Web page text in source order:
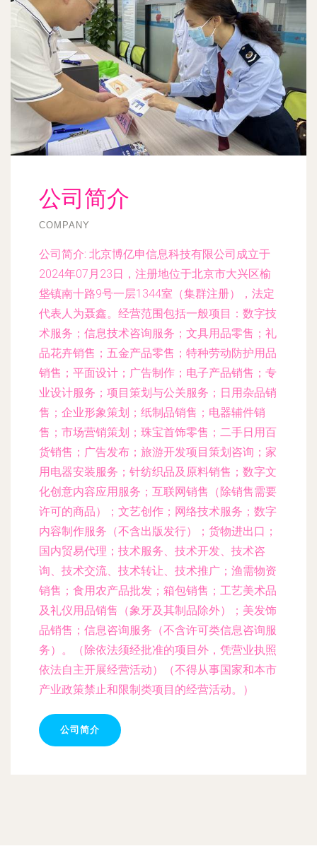
公司简介
COMPANY
公司简介: 北京博亿申信息科技有限公司成立于
2024年07月23日，注册地位于北京市大兴区榆
垡镇南十路9号一层1344室（集群注册），法定
代表人为聂鑫。经营范围包括一般项目：数字技
术服务；信息技术咨询服务；文具用品零售；礼
品花卉销售；五金产品零售；特种劳动防护用品
销售；平面设计；广告制作；电子产品销售；专
业设计服务；项目策划与公关服务；日用杂品销
售；企业形象策划；纸制品销售；电器辅件销
售；市场营销策划；珠宝首饰零售；二手日用百
货销售；广告发布；旅游开发项目策划咨询；家
用电器安装服务；针纺织品及原料销售；数字文
化创意内容应用服务；互联网销售（除销售需要
许可的商品）；文艺创作；网络技术服务；数字
内容制作服务（不含出版发行）；货物进出口；
国内贸易代理；技术服务、技术开发、技术咨
询、技术交流、技术转让、技术推广；渔需物资
销售；食用农产品批发；箱包销售；工艺美术品
及礼仪用品销售（象牙及其制品除外）；美发饰
品销售；信息咨询服务（不含许可类信息咨询服
务）。（除依法须经批准的项目外，凭营业执照
依法自主开展经营活动）（不得从事国家和本市
产业政策禁止和限制类项目的经营活动。）
公司简介